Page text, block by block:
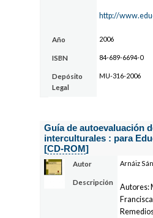
http://
Año 2006
ISBN 84-689-6694-0
Depósito
Legal
MU-316-2006
Guía de autoevaluación
interculturales : para
[CD-ROM]
Autor Arnáiz
Descripción
Autores: